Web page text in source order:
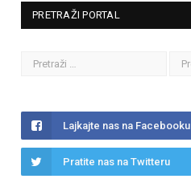
PRETRAŽI PORTAL
Lajkajte nas na Facebooku
Pratite nas na Twitteru